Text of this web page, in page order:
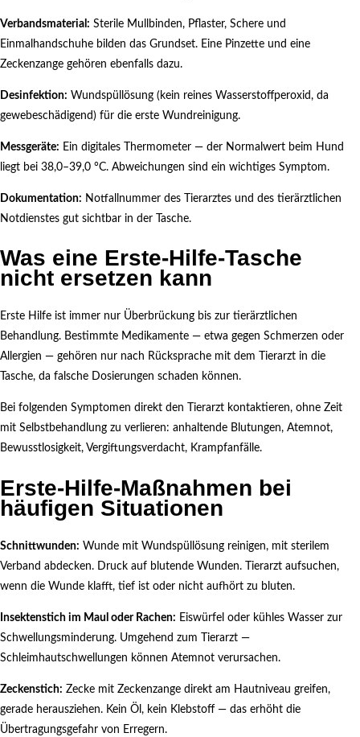
Verbandsmaterial: Sterile Mullbinden, Pflaster, Schere und
Einmalhandschuhe bilden das Grundset. Eine Pinzette und eine
Zeckenzange gehören ebenfalls dazu.
Desinfektion: Wundspüllösung (kein reines Wasserstoffperoxid, da
gewebeschädigend) für die erste Wundreinigung.
Messgeräte: Ein digitales Thermometer — der Normalwert beim Hund
liegt bei 38,0–39,0 °C. Abweichungen sind ein wichtiges Symptom.
Dokumentation: Notfallnummer des Tierarztes und des tierärztlichen
Notdienstes gut sichtbar in der Tasche.
Was eine Erste-Hilfe-Tasche
nicht ersetzen kann
Erste Hilfe ist immer nur Überbrückung bis zur tierärztlichen
Behandlung. Bestimmte Medikamente — etwa gegen Schmerzen oder
Allergien — gehören nur nach Rücksprache mit dem Tierarzt in die
Tasche, da falsche Dosierungen schaden können.
Bei folgenden Symptomen direkt den Tierarzt kontaktieren, ohne Zeit
mit Selbstbehandlung zu verlieren: anhaltende Blutungen, Atemnot,
Bewusstlosigkeit, Vergiftungsverdacht, Krampfanfälle.
Erste-Hilfe-Maßnahmen bei
häufigen Situationen
Schnittwunden: Wunde mit Wundspüllösung reinigen, mit sterilem
Verband abdecken. Druck auf blutende Wunden. Tierarzt aufsuchen,
wenn die Wunde klafft, tief ist oder nicht aufhört zu bluten.
Insektenstich im Maul oder Rachen: Eiswürfel oder kühles Wasser zur
Schwellungsminderung. Umgehend zum Tierarzt —
Schleimhautschwellungen können Atemnot verursachen.
Zeckenstich: Zecke mit Zeckenzange direkt am Hautniveau greifen,
gerade herausziehen. Kein Öl, kein Klebstoff — das erhöht die
Übertragungsgefahr von Erregern.